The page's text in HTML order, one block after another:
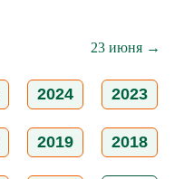
23 июня →
2024 2023
2019 2018